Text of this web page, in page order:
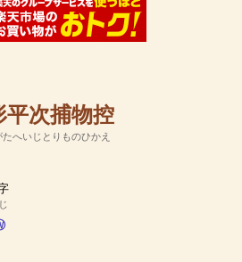
平次捕物控
へいじとりものひかえ